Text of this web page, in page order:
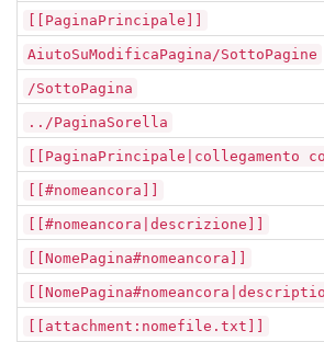
[[PaginaPrincipale]]
AiutoSuModificaPagina/SottoPagine
/SottoPagina
../PaginaSorella
[[PaginaPrincipale|collegamento
[[#nomeancora]]
[[#nomeancora|descrizione]]
[[NomePagina#nomeancora]]
[[attachment:nomefile.txt]]